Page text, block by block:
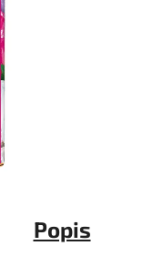
Popis